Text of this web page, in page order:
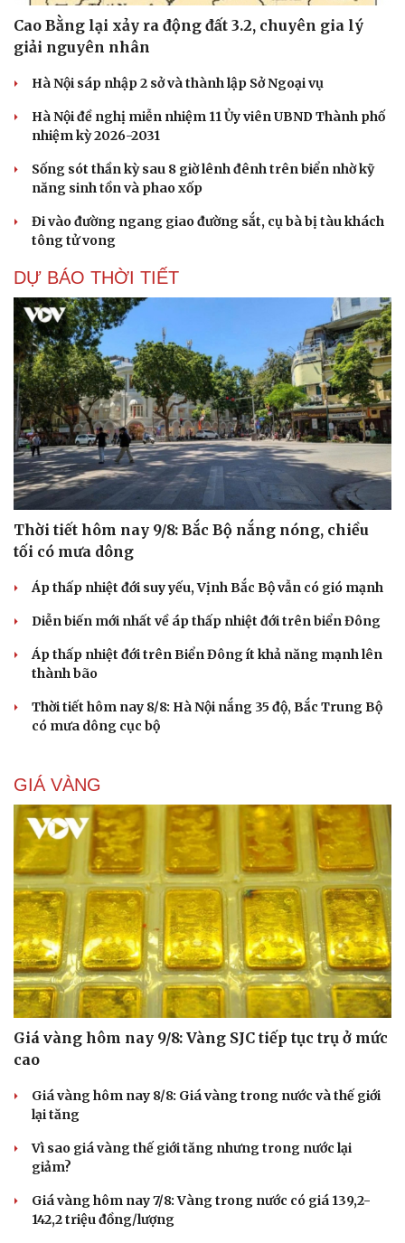
Cải chính
Cao Bằng lại xảy ra động đất 3.2, chuyên gia lý
giải nguyên nhân
Hà Nội sáp nhập 2 sở và thành lập Sở Ngoại vụ
Hà Nội đề nghị miễn nhiệm 11 Ủy viên UBND Thành phố
nhiệm kỳ 2026-2031
Sống sót thần kỳ sau 8 giờ lênh đênh trên biển nhờ kỹ
năng sinh tồn và phao xốp
Đi vào đường ngang giao đường sắt, cụ bà bị tàu khách
tông tử vong
DỰ BÁO THỜI TIẾT
Thời tiết hôm nay 9/8: Bắc Bộ nắng nóng, chiều
tối có mưa dông
Áp thấp nhiệt đới suy yếu, Vịnh Bắc Bộ vẫn có gió mạnh
Diễn biến mới nhất về áp thấp nhiệt đới trên biển Đông
Áp thấp nhiệt đới trên Biển Đông ít khả năng mạnh lên
thành bão
Thời tiết hôm nay 8/8: Hà Nội nắng 35 độ, Bắc Trung Bộ
có mưa dông cục bộ
GIÁ VÀNG
Giá vàng hôm nay 9/8: Vàng SJC tiếp tục trụ ở mức
cao
Giá vàng hôm nay 8/8: Giá vàng trong nước và thế giới
lại tăng
Vì sao giá vàng thế giới tăng nhưng trong nước lại
giảm?
Giá vàng hôm nay 7/8: Vàng trong nước có giá 139,2-
142,2 triệu đồng/lượng